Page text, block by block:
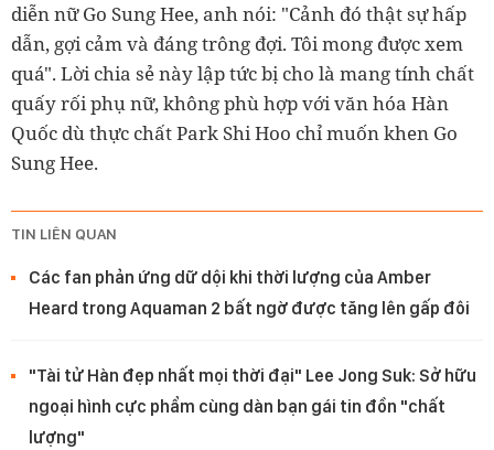
diễn nữ Go Sung Hee, anh nói: "Cảnh đó thật sự hấp
dẫn, gợi cảm và đáng trông đợi. Tôi mong được xem
quá". Lời chia sẻ này lập tức bị cho là mang tính chất
quấy rối phụ nữ,không phù hợp với văn hóa Hàn
Quốc dù thực chất Park Shi Hoo chỉ muốn khen Go
Sung Hee.
TIN LIÊN QUAN
Các fan phản ứng dữ dội khi thời lượng của Amber
Heard trong Aquaman 2 bất ngờ được tăng lên gấp đôi
"Tài tử Hàn đẹp nhất mọi thời đại" Lee Jong Suk: Sở hữu
ngoại hình cực phẩm cùng dàn bạn gái tin đồn "chất
lượng"